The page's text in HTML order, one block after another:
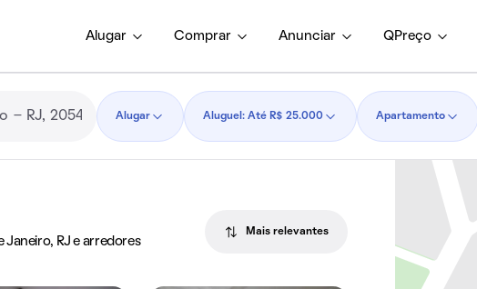
Alugar Comprar Anunciar QPreço
Alugar Aluguel: Até R$ 25.000 Apartamento
Janeiro, RJ e arredores
Mais relevantes